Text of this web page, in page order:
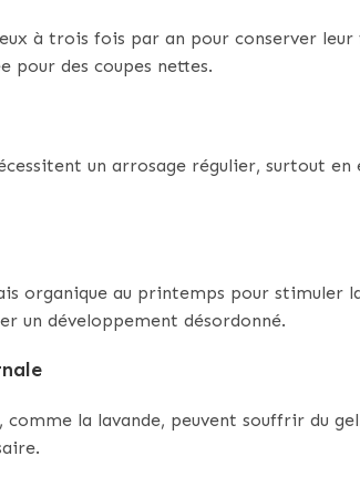
à trois fois par an pour conserver
pour des coupes nettes.
un arrosage régulier, surtout
organique au printemps pour stimuler
un développement désordonné.
comme la lavande, peuvent souffrir du